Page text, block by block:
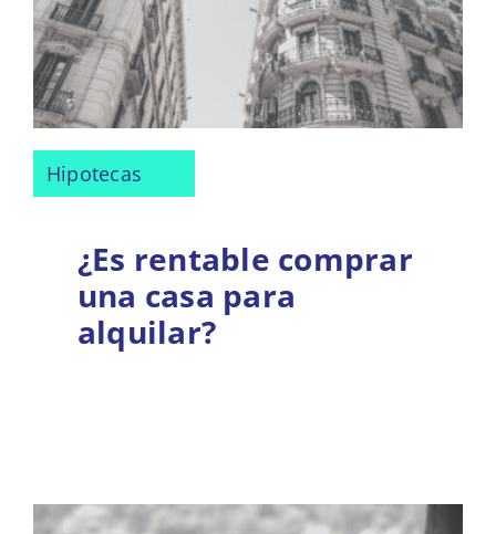
Hipotecas
¿Es rentable comprar
una casa para
alquilar?